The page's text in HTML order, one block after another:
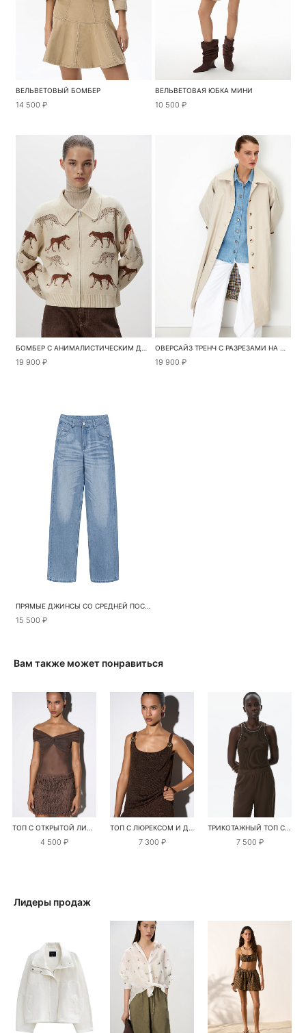
ВЕЛЬВЕТОВЫЙ БОМБЕР
14 500 ₽
ВЕЛЬВЕТОВАЯ ЮБКА МИНИ
10 500 ₽
БОМБЕР С АНИМАЛИСТИЧЕСКИМ ДИЗАЙНОМ
19 900 ₽
ОВЕРСАЙЗ ТРЕНЧ С РАЗРЕЗАМИ НА МОЛНИИ ПО БОКАМ
19 900 ₽
ПРЯМЫЕ ДЖИНСЫ СО СРЕДНЕЙ ПОСАДКОЙ
15 500 ₽
Вам также может понравиться
ТОП С ОТКРЫТОЙ ЛИНИЕЙ ПЛЕЧ
4 500 ₽
ТОП С ЛЮРЕКСОМ И ДЕКОРАТИВНЫМИ ПЕРЕМЫЧКАМИ
7 300 ₽
ТРИКОТАЖНЫЙ ТОП С КОНТРАСТНОЙ СТРОЧКОЙ
7 500 ₽
Лидеры продаж